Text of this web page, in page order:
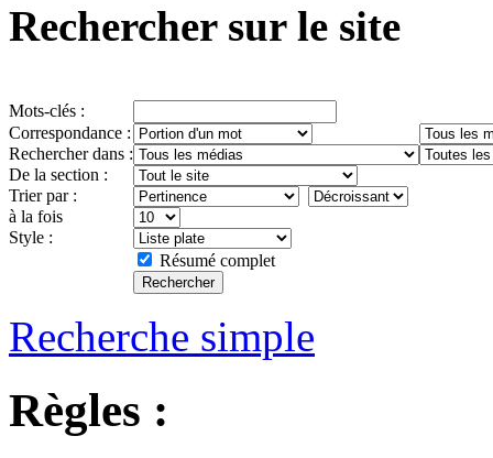
Rechercher sur le site
Mots-clés :
Correspondance :
Rechercher dans :
De la section :
Trier par :
à la fois
Style :
Résumé complet
Recherche simple
Règles :